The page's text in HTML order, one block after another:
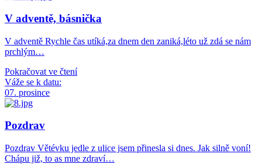
V adventě, básnička
V adventě Rychle čas utíká,za dnem den zaniká,léto už zdá se nám
prchlým…
Pokračovat ve čtení
Váže se k datu:
07. prosince
Pozdrav
Pozdrav Větévku jedle z ulice jsem přinesla si dnes. Jak silně voní!
Chápu již, to as mne zdraví…